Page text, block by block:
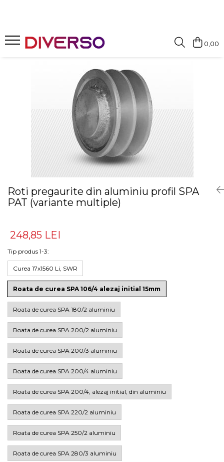
MULTIMATERIAL
0,00
Roti pregaurite din aluminiu profil SPA
PAT (variante multiple)
248,85 LEI
Tip produs 1-3:
Curea 17x1560 Li, SWR
Roata de curea SPA 106/4 alezaj initial 15mm
Roata de curea SPA 180/2 aluminiu
Roata de curea SPA 200/2 aluminiu
Roata de curea SPA 200/3 aluminiu
Roata de curea SPA 200/4 aluminiu
Roata de curea SPA 200/4, alezaj initial, din aluminiu
Roata de curea SPA 220/2 aluminiu
Roata de curea SPA 250/2 aluminiu
Roata de curea SPA 280/3 aluminiu